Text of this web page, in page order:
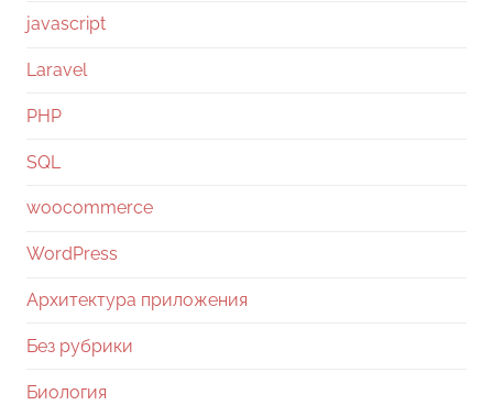
javascript
Laravel
PHP
SQL
woocommerce
WordPress
Архитектура приложения
Без рубрики
Биология